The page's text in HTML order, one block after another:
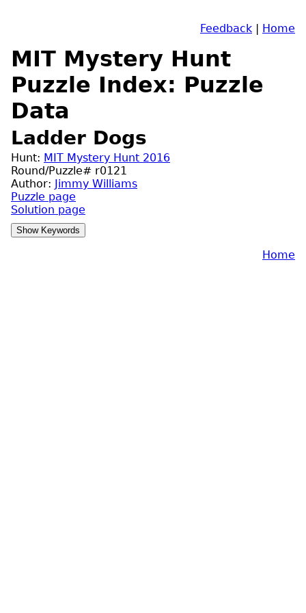
Feedback | Home
MIT Mystery Hunt
Puzzle Index: Puzzle
Data
Ladder Dogs
Hunt: MIT Mystery Hunt 2016
Round/Puzzle# r0121
Author: Jimmy Williams
Puzzle page
Solution page
Home